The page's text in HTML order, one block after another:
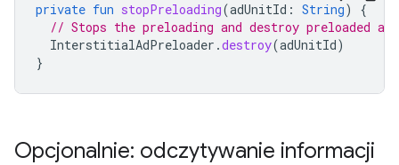
private fun stopPreloading(adUnitId : String)
{
// Stops the preloading and destroy preloaded
InterstitialAdPreloader .destroy(adUnitId)
}
Opcjonalnie: odczytywanie informacji